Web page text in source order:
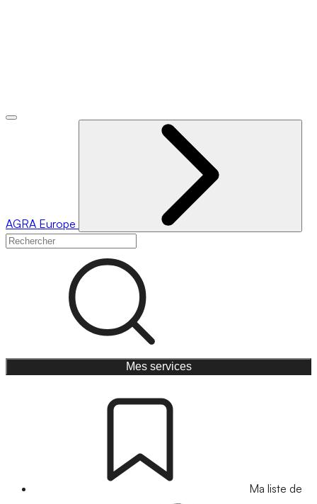
AGRA Europe
Mes services
Ma liste de